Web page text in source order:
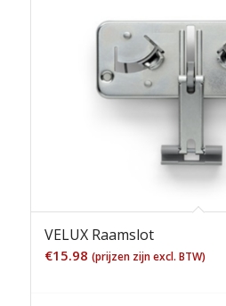
VELUX Raamslot
€15.98 (prijzen zijn excl. BTW)